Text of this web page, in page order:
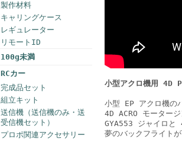
製作材料
キャリングケース
レギュレーター
リモートID
100g未満
RCカー
完成品セット
組立キット
送信機（送信機のみ・送
受信機セット）
プロポ関連アクセサリー
小型アクロ機用 4D
小型 EP アクロ機の
4D ACRO モータージ
GYA553 ジャイロと
夢のバックフライト